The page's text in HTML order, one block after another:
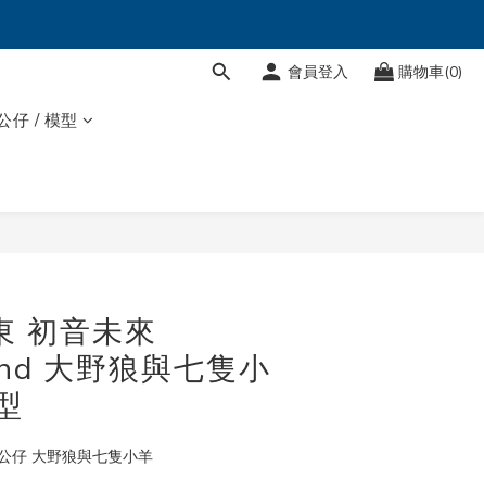
會員登入 購物車(0)
仔 / 模型
初音未來
大野狼與七隻小
仔 大野狼與七隻小羊